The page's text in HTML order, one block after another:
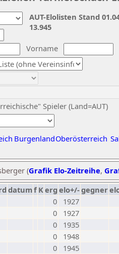
Vorname
Spieler (Land=AUT)
BurgenlandOberösterreich
AUT-Elolisten Stand
13.945
(Grafik Elo-Zeitreihe,
datumf Kerg elo+/-gegner
0
1927
0
1927
0
1935
0
1948
0
1945